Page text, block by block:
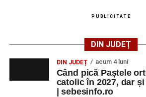
PUBLICITATE
DIN JUDEȚ
DIN JUDEȚ acum 4 luni
Când pică Paștele
catolic în 2027, dar
| sebesinfo.ro